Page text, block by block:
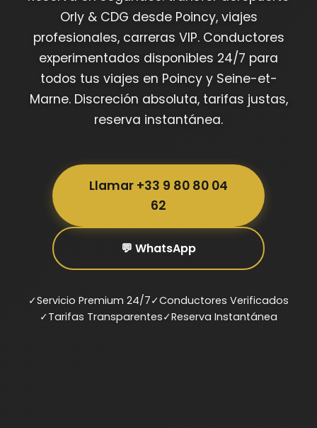
Orly & CDG desde Poincy, viajes
profesionales, carreras VIP. Conductores
experimentados disponibles 24/7 para
todos tus viajes en Poincy y Seine-et-
Marne. Discreción absoluta, tarifas justas,
reserva instantánea.
Llamar +33 9 80 80 04
62
💬 WhatsApp
✓Servicio Premium 24/7✓Conductores Verificados
✓Tarifas Transparentes✓Reserva Instantánea